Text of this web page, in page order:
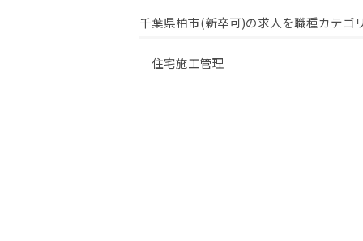
千葉県柏市(新卒可)の求人を職種カテゴ
住宅施工管理